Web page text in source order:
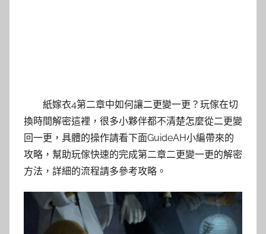
紙嫁衣4第二章中如何讓二更變一更？玩傢在切
換時間解密這裡，很多小夥伴都不清楚怎麼從二更變
回一更，具體的操作請看下面GuideAH小編帶來的
攻略，幫助玩傢快速的完成第二章二更變一更的解密
方法，詳細的流程請多參考攻略。